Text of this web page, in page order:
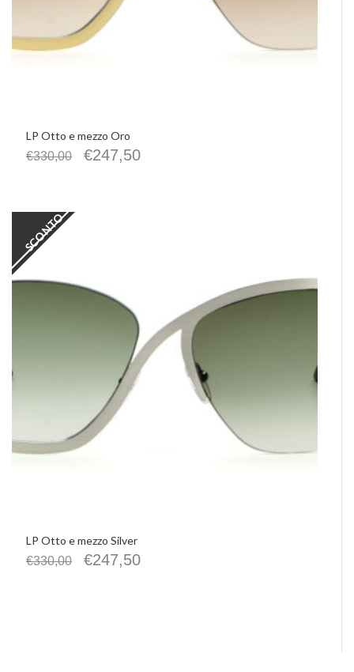
LP Otto e mezzo Oro
€330,00 €247,50
SCONTO
LP Otto e mezzo Silver
€330,00 €247,50